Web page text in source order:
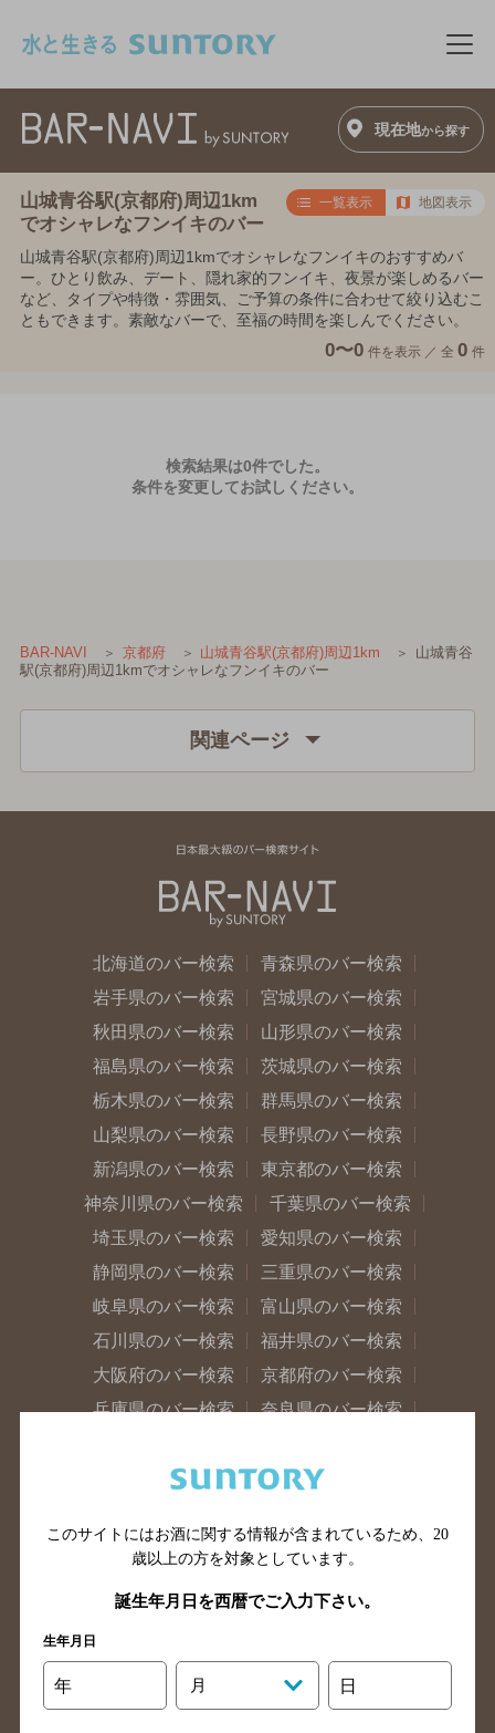
メ
現在地から探す
山城青谷駅(京都府)周辺1km
でオシャレなフンイキのバー
一覧表示 地図表示
山城青谷駅(京都府)周辺1kmでオシャレなフンイキのおすすめバ
ー。ひとり飲み、デート、隠れ家的フンイキ、夜景が楽しめるバー
など、タイプや特徴・雰囲気、ご予算の条件に合わせて絞り込むこ
ともできます。素敵なバーで、至福の時間を楽しんでください。
0〜0 件を表示 ／ 全 0 件
検索結果は0件でした。
条件を変更してお試しください。
BAR-NAVI 京都府 山城青谷駅(京都府)周辺1km
山城青谷
駅(京都府)周辺1kmでオシャレなフンイキのバー
関連ページ
北海道のバー検索
青森県のバー検索
岩手県のバー検索
宮城県のバー検索
秋田県のバー検索
山形県のバー検索
福島県のバー検索
茨城県のバー検索
栃木県のバー検索
群馬県のバー検索
山梨県のバー検索
長野県のバー検索
新潟県のバー検索
東京都のバー検索
神奈川県のバー検索
千葉県のバー検索
埼玉県のバー検索
愛知県のバー検索
静岡県のバー検索
三重県のバー検索
岐阜県のバー検索
富山県のバー検索
石川県のバー検索
福井県のバー検索
大阪府のバー検索
京都府のバー検索
兵庫県のバー検索
奈良県のバー検索
広島県のバー検索
岡山県のバー検索
島根県のバー検索
徳島県のバー検索
高知県のバー検索
福岡県のバー検索
長崎県のバー検索
大分県のバー検索
熊本県のバー検索
このサイトにはお酒に関する情報が含まれているため、 20
歳以上の方を対象としています。
誕生年月日を西暦でご入力下さい。
生年月日
年 月 日